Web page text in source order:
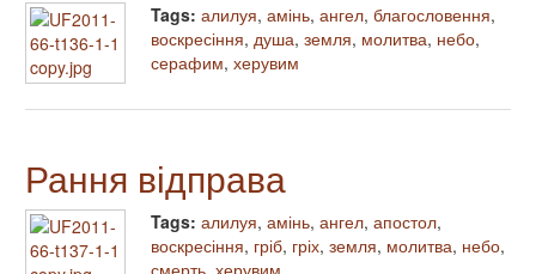
Tags: алилуя, амінь, ангел, благословення,
воскресіння, душа, земля, молитва, небо,
серафим, херувим
Рання відправа
Tags: алилуя, амінь, ангел, апостол,
воскресіння, гріб, гріх, земля, молитва, небо,
смерть, херувим